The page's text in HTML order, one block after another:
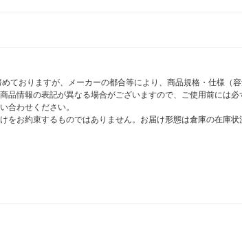
ておりますが、メーカーの都合等により、商品規格・仕様（
品情報の表記が異なる場合がございますので、ご使用前には
合わせください。
をお約束するものではありません。お届け形態は倉庫の在庫